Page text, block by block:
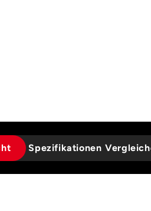
Spezifikationen